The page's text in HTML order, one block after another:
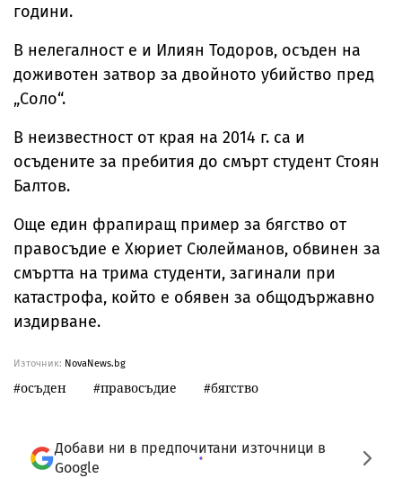
години.
В нелегалност е и Илиян Тодоров, осъден на
доживотен затвор за двойното убийство пред
„Соло“.
В неизвестност от края на 2014 г. са и
осъдените за пребития до смърт студент Стоян
Балтов.
Още един фрапиращ пример за бягство от
правосъдие е Хюриет Сюлейманов, обвинен за
смъртта на трима студенти, загинали при
катастрофа, който е обявен за общодържавно
издирване.
Източник: NovaNews.bg
осъден правосъдие бягство
Добави ни в предпочитани източници в
Google